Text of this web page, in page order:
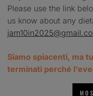
Please use the link
us know about any
Siamo spiacenti, ma
terminati perché